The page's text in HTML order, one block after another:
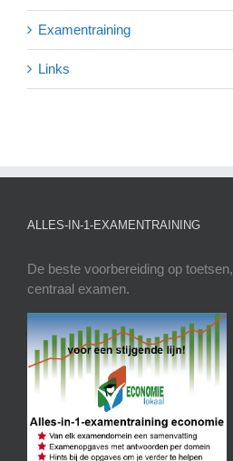
Examentraining
Links
ALLES-IN-1-EXAMENTRAINING
De beste voorbereiding op
centraal examen.